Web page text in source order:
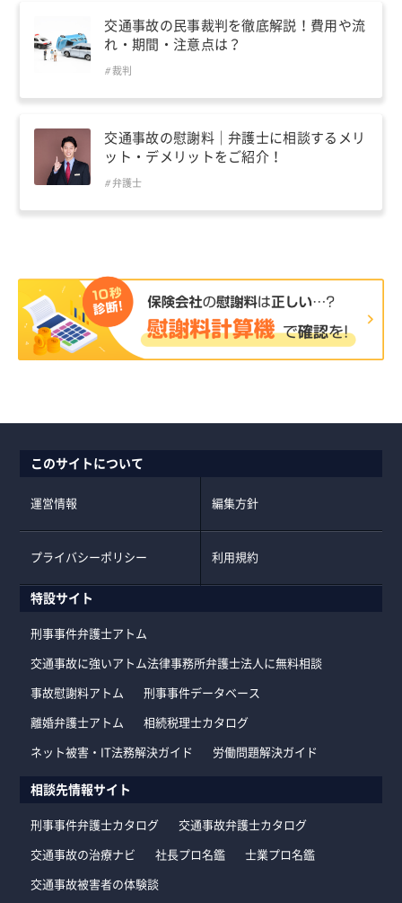
交通事故の民事裁判を徹底解説！費用や流
れ・期間・注意点は？
裁判
交通事故の慰謝料｜弁護士に相談するメリ
ット・デメリットをご紹介！
弁護士
このサイトについて
運営情報 編集方針
プライバシーポリシー 利用規約
特設サイト
刑事事件弁護士アトム
交通事故に強いアトム法律事務所弁護士法人に無料相談
事故慰謝料アトム 刑事事件データベース
離婚弁護士アトム 相続税理士カタログ
ネット被害・IT法務解決ガイド 労働問題解決ガイド
相談先情報サイト
刑事事件弁護士カタログ 交通事故弁護士カタログ
交通事故の治療ナビ 社長プロ名鑑 士業プロ名鑑
交通事故被害者の体験談